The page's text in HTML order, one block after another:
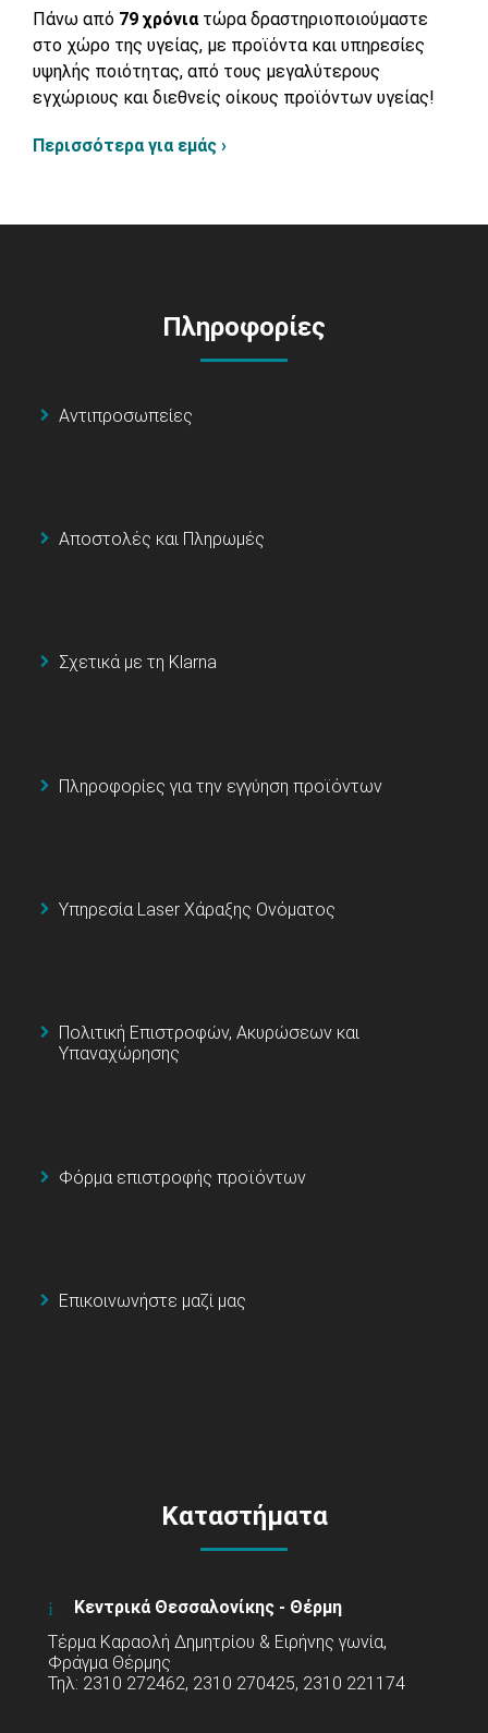
Πάνω από 79 χρόνια τώρα δραστηριοποιούμαστε
στο χώρο της υγείας, με προϊόντα και υπηρεσίες
υψηλής ποιότητας, από τους μεγαλύτερους
εγχώριους και διεθνείς οίκους προϊόντων υγείας!
Περισσότερα για εμάς ›
Πληροφορίες
Αντιπροσωπείες
Αποστολές και Πληρωμές
Σχετικά με τη Klarna
Πληροφορίες για την εγγύηση προϊόντων
Υπηρεσία Laser Χάραξης Ονόματος
Πολιτική Επιστροφών, Ακυρώσεων και
Υπαναχώρησης
Φόρμα επιστροφής προϊόντων
Επικοινωνήστε μαζί μας
Καταστήματα
Κεντρικά Θεσσαλονίκης - Θέρμη
Τέρμα Καραολή Δημητρίου & Ειρήνης γωνία,
Φράγμα Θέρμης
Τηλ: 2310 272462, 2310 270425, 2310 221174